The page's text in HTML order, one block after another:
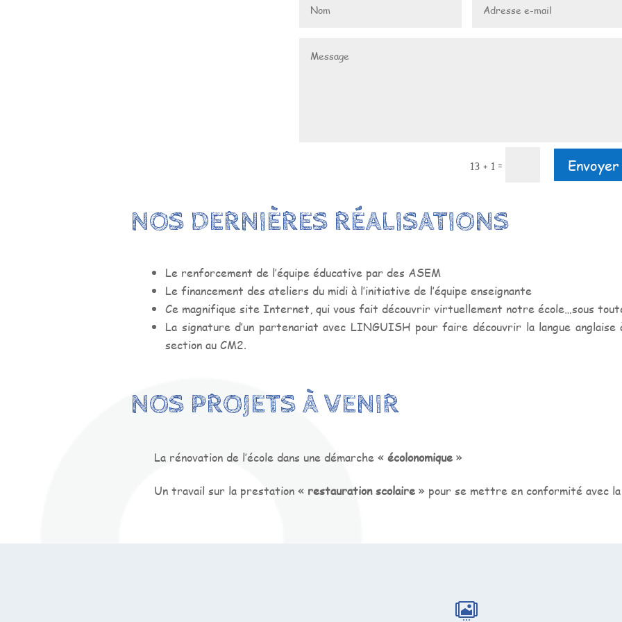
13 + 1 = Envoyer
NOS DERNIÈRES RÉALISATIONS
Le renforcement de l’équipe éducative par des ASEM
Le financement des ateliers du midi à l’initiative de l’équipe enseignante
Ce magnifique site Internet, qui vous fait découvrir virtuellement notre école…sous
La signature d’un partenariat avec LINGUISH pour faire découvrir la langue
section au CM2.
NOS PROJETS À VENIR
La rénovation de l’école dans une démarche « écolonomique »
Un travail sur la prestation « restauration scolaire » pour se mettre en conformité avec
